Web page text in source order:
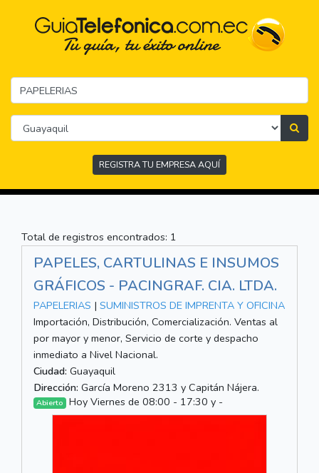
REGISTRA TU EMPRESA AQUÍ
Total de registros encontrados: 1
PAPELES, CARTULINAS E INSUMOS
GRÁFICOS - PACINGRAF. CIA. LTDA.
PAPELERIAS | SUMINISTROS DE IMPRENTA Y OFICINA
Importación, Distribución, Comercialización. Ventas al
por mayor y menor, Servicio de corte y despacho
inmediato a Nivel Nacional.
Ciudad: Guayaquil
Dirección: García Moreno 2313 y Capitán Nájera.
Abierto Hoy Viernes de 08:00 - 17:30 y -